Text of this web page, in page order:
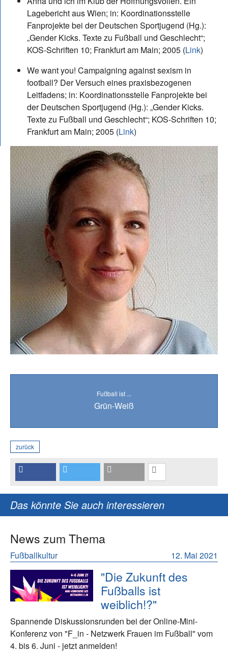
Lagebericht aus Wien; in: Koordinationsstelle
Fanprojekte bei der Deutschen Sportjugend (Hg.):
„Gender Kicks. Texte zu Fußball und Geschlecht“;
KOS-Schriften 10; Frankfurt am Main; 2005 (Link)
We want you! Campaigning against sexism in
football? Der Versuch eines praxisbezogenen
Leitfadens; in: Koordinationsstelle Fanprojekte bei
der Deutschen Sportjugend (Hg.): „Gender Kicks.
Texte zu Fußball und Geschlecht“; KOS-Schriften 10;
Frankfurt am Main; 2005 (Link)
Fußball ist ...
Grün-Weiß
zurück
Das könnte Sie auch interessieren
News zum Thema
12. Mai 2021
Fußballkultur
"Die Zukunft des
Fußballs ist
weiblich!?"
Spannende Diskussionsrunden bei der Online-Mini-
Konferenz von "F_in - Netzwerk Frauen im Fußball" vom
4. bis 6. Juni - jetzt anmelden!